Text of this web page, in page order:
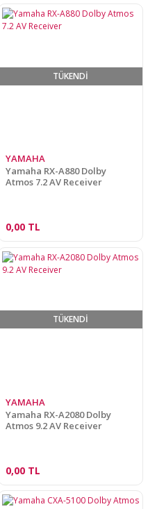
TÜKENDİ
YAMAHA
Yamaha RX-A880 Dolby
Atmos 7.2 AV Receiver
0,00 TL
TÜKENDİ
YAMAHA
Yamaha RX-A2080 Dolby
Atmos 9.2 AV Receiver
0,00 TL